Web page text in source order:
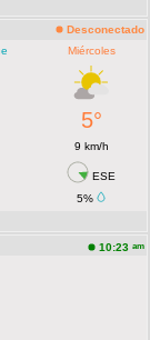
Desconectado
Miércoles
5°
9 km/h
ESE
5%
10:23 am